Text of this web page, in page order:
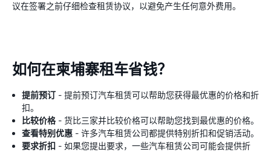
议在签署之前仔细检查租赁协议，以避免产生任何意外费用。
如何在柬埔寨租车省钱？
提前预订 - 提前预订汽车租赁可以帮助您获得最优惠的价格和折
扣。
比较价格- 货比三家并比较价格可以帮助您找到最优惠的价格。
查看特别优惠 - 许多汽车租赁公司都提供特别折扣和促销活动。
要求折扣 - 如果您提出要求，一些汽车租赁公司可能会提供折